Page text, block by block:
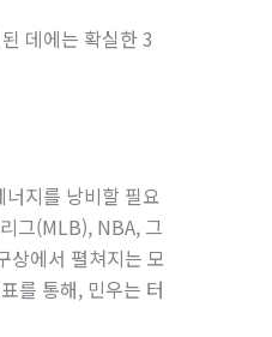
데에는 확실한 3
지를 낭비할 필요
그(MLB), NBA, 그
상에서 펼쳐지는 모
를 통해, 민우는 터